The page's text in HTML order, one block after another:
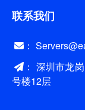
联系我们
：
： 深圳市龙
号楼12层